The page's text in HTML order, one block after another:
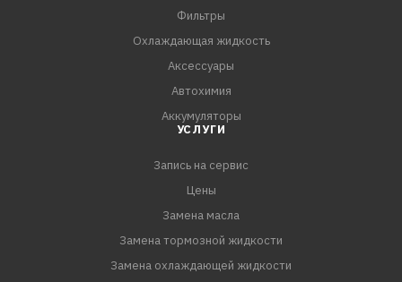
наносить при температуре окружающей среды не ниже
встряхивать в течение 2–3-х минут.
4. Поворотом сопла распылительной головки выбрать
Фильтры
Охлаждающая жидкость
Аксессуары
Автохимия
Аккумуляторы
УСЛУГИ
Запись на сервис
Цены
Замена масла
Замена тормозной жидкости
Замена охлаждающей жидкости